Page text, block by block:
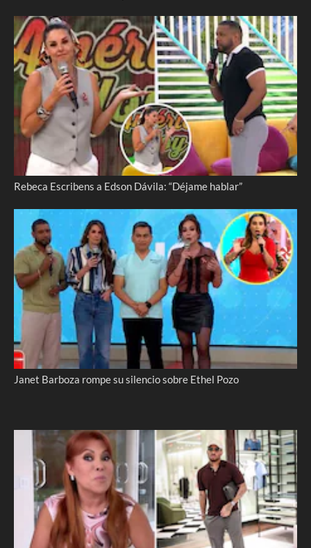
Rebeca Escribens a Edson Dávila: “Déjame hablar”
Janet Barboza rompe su silencio sobre Ethel Pozo